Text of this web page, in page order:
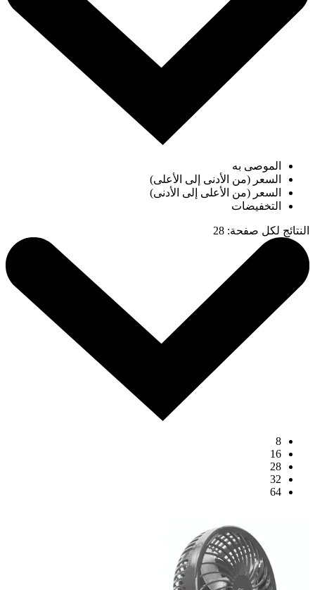
الموصى به
السعر (من الأدنى إلى الأعلى)
السعر (من الأعلى إلى الأدنى)
التخفيضات
النتائج لكل صفحة:
28
8
16
28
32
64